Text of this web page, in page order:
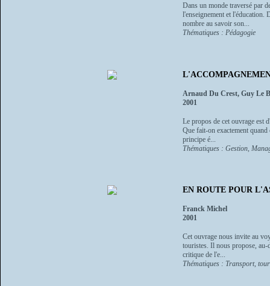
Dans un monde traversé par
l'enseignement et l'éducation.
nombre au savoir son...
Thématiques : Pédagogie
Arnaud Du Crest, Guy Le
2001
Le propos de cet ouvrage est
Que fait-on exactement
principe é...
Thématiques : Gestion,
EN ROUTE POUR
Franck Michel
2001
Cet ouvrage nous invite au
touristes. Il nous propose,
critique de l'e...
Thématiques : Transport,